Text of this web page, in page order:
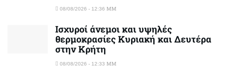
08/08/2026 - 12:36 ΜΜ
Ισχυροί άνεμοι και υψηλές
θερμοκρασίες Κυριακή και Δευτέρα
στην Κρήτη
08/08/2026 - 12:33 ΜΜ